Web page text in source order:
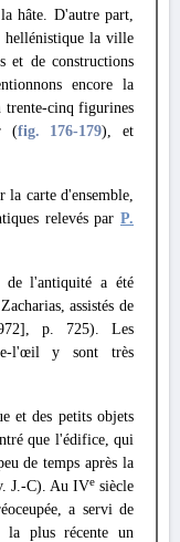
hâte. D'autre part,
hellénistique la ville
et de constructions
encore la
trente-cinq figurines
(fig. 176-179), et
la carte d'ensemble,
relevés par P.
l'antiquité a été
assistés de
p. 725). Les
l'œil y sont très
et des petits objets
que l'édifice, qui
de temps après la
J.-C). Au IVe siècle
a servi de
la plus récente un